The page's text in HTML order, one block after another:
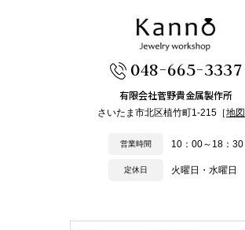
048-665-3337
有限会社菅野貴金属製作所
さいたま市北区植竹町1-215［地図
営業時間 10：00～18：30
定休日 火曜日・水曜日